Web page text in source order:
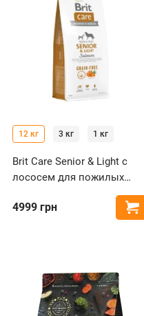
12 кг 3 кг 1 кг
Brit Care Senior & Light с
лососем для пожилых
4999 грн